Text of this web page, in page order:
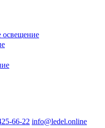
освещение
66-22 info@ledel.online